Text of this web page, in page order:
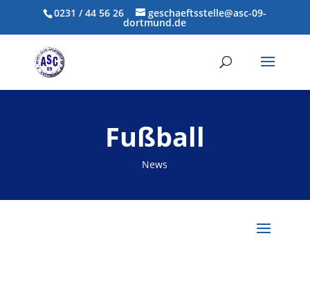
0231 / 44 56 26 geschaeftsstelle@asc-09-
dortmund.de
Fußball
News